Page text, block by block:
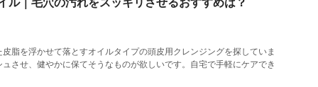
脂を浮かせて落とすオイルタイプの頭皮用クレンジングを探していま
させ、健やかに保てそうなものが欲しいです。自宅で手軽にケアでき